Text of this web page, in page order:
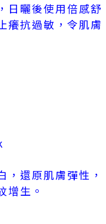
日曬後使用倍感舒
癢抗過敏，令肌膚
，還原肌膚彈性，
增生。